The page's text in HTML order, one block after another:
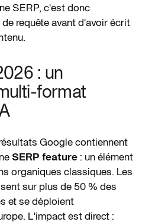
SERP, c'est donc
requête avant d'avoir écrit
: un
format
Google contiennent
SERP feature : un élément
organiques classiques. Les
sur plus de 50 % des
et se déploient
L'impact est direct :